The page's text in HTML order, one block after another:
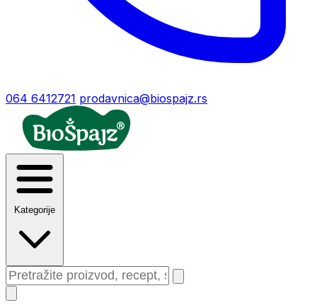
064 6412721 prodavnica@biospajz.rs
Kategorije